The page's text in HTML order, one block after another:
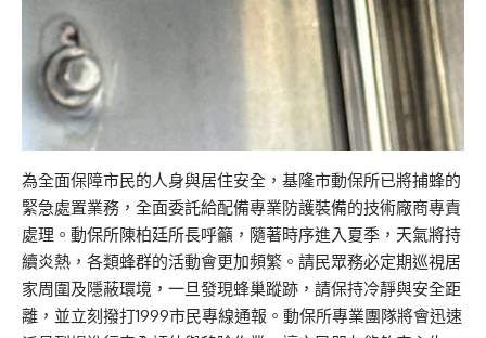
為全面保障市民的人身與居住安全，基隆市動保所已將捕蜂的
緊急處置業務，全面委託給配備專業防護裝備的技術廠商專責
處理。動保所陳柏廷所長呼籲，隨著時序進入夏季，天氣將持
續炎熱，各類蜂群的活動會更加頻繁。請民眾務必定期巡視居
家周圍及隱蔽環境，一旦發現蜂巢蹤跡，請保持冷靜與安全距
離，並立刻撥打1999市民專線通報。動保所專業團隊將會迅速